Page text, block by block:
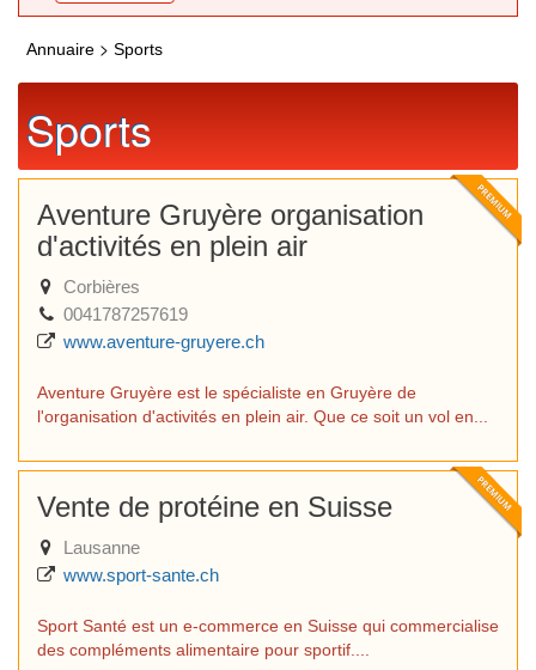
Annuaire > Sports
Sports
Aventure Gruyère organisation
d'activités en plein air
Corbières
0041787257619
www.aventure-gruyere.ch
Aventure Gruyère est le spécialiste en Gruyère de
l'organisation d'activités en plein air. Que ce soit un vol en...
Vente de protéine en Suisse
Lausanne
www.sport-sante.ch
Sport Santé est un e-commerce en Suisse qui commercialise
des compléments alimentaire pour sportif....